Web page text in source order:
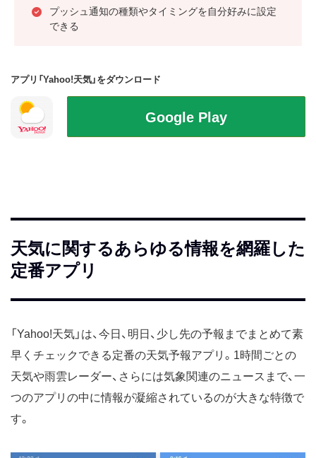
プッシュ通知の種類やタイミングを自分好みに設定
できる
アプリ「Yahoo!天気」をダウンロード
天気に関するあらゆる情報を網羅した
定番アプリ
「Yahoo!天気」は、今日、明日、少し先の予報までまとめて素
早くチェックできる定番の天気予報アプリ。1時間ごとの
天気や雨雲レーダー、さらには気象関連のニュースまで、一
つのアプリの中に情報が凝縮されているのが大きな特徴で
す。